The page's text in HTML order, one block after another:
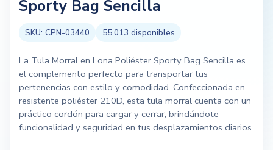
Sporty Bag Sencilla
SKU: CPN-03440 55.013 disponibles
La Tula Morral en Lona Poliéster Sporty Bag Sencilla es
el complemento perfecto para transportar tus
pertenencias con estilo y comodidad. Confeccionada en
resistente poliéster 210D, esta tula morral cuenta con un
práctico cordón para cargar y cerrar, brindándote
funcionalidad y seguridad en tus desplazamientos diarios.